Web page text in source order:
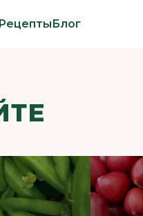
РецептыБлог